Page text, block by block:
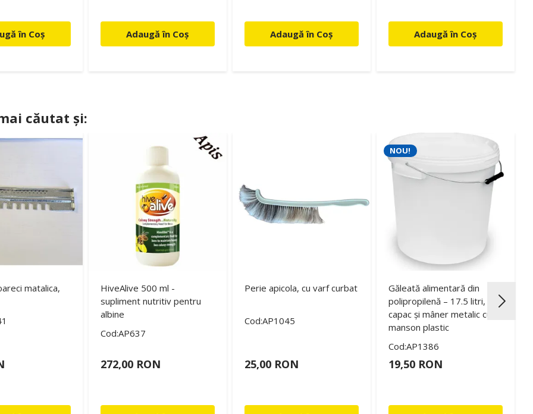
în Coș Adaugă în Coș Adaugă în Coș Adaugă în Coș
căutat și:
matalica,
HiveAlive 500 ml -
supliment nutritiv pentru
albine
Cod:AP637
272,00 RON
Perie apicola, cu varf curbat
Cod:AP1045
25,00 RON
NOU!
Găleată alimentară din
polipropilenă – 17.5 litri, cu
capac și mâner metalic cu
manson plastic
Cod:AP1386
19,50 RON